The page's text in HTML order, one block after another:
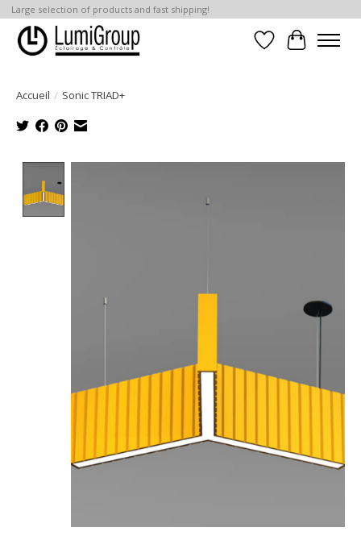
Large selection of products and fast shipping!
Liste dePanier
Accueil / Sonic TRIAD+